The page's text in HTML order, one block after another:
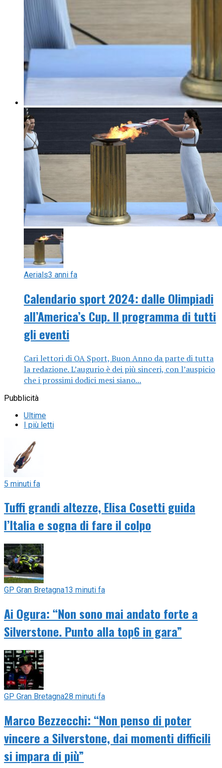
Aerials3 anni fa
Calendario sport 2024: dalle Olimpiadi
all’America’s Cup. Il programma di tutti
gli eventi
Cari lettori di OA Sport, Buon Anno da parte di tutta
la redazione. L’augurio è dei più sinceri, con l’auspicio
che i prossimi dodici mesi siano...
Pubblicità
Ultime
I più letti
5 minuti fa
Tuffi grandi altezze, Elisa Cosetti guida
l’Italia e sogna di fare il colpo
GP Gran Bretagna13 minuti fa
Ai Ogura: “Non sono mai andato forte a
Silverstone. Punto alla top6 in gara”
GP Gran Bretagna28 minuti fa
Marco Bezzecchi: “Non penso di poter
vincere a Silverstone, dai momenti difficili
si impara di più”